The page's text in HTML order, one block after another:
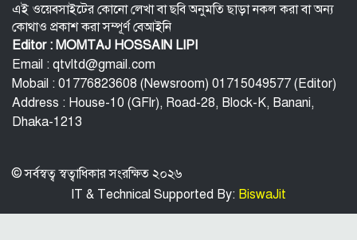
এই ওয়েবসাইটের কোনো লেখা বা ছবি অনুমতি ছাড়া নকল করা বা অন্য
কোথাও প্রকাশ করা সম্পূর্ণ বেআইনি
Editor : MOMTAJ HOSSAIN LIPI
Email : qtvltd@gmail.com
Mobail : 01776823608 (Newsroom) 01715049577 (Editor)
Address : House-10 (GFlr), Road-28, Block-K, Banani,
Dhaka-1213
© সর্বস্বত্ব স্বত্বাধিকার সংরক্ষিত ২০২৬
IT & Technical Supported By: BiswaJit